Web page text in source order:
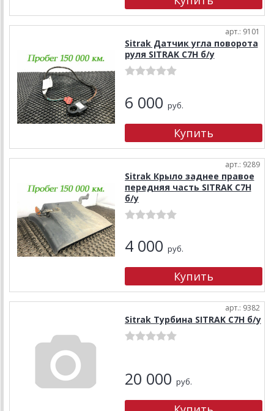
арт.: 9101
Sitrak Датчик угла поворота
руля SITRAK C7H б/у
6 000 руб.
арт.: 9289
Sitrak Крыло заднее правое
передняя часть SITRAK C7H
б/у
4 000 руб.
арт.: 9382
Sitrak Турбина SITRAK C7H б/у
20 000 руб.